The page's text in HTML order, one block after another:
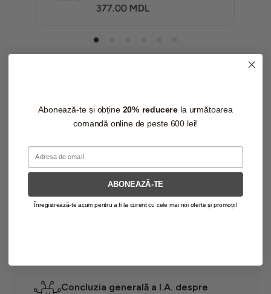
P
Ț
I
T
377.00 MDL
Concluzia generală a I.A. despre
Abonează-te și obține 20% reducerela următoarea
comandă online de peste 600 lei!
Email
ABONEAZĂ-TE
Înregistrează-te acum pentru a fi la curent cu cele mai noi oferte și promoții!